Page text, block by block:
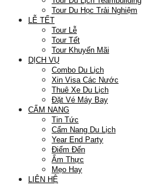
Tour Du Học Trải Nghiệm
LỄ TẾT
Tour Lễ
Tour Tết
Tour Khuyến Mãi
DỊCH VỤ
Combo Du Lịch
Xin Visa Các Nước
Thuê Xe Du Lịch
Đặt Vé Máy Bay
CẨM NANG
Tin Tức
Cẩm Nang Du Lịch
Year End Party
Điểm Đến
Ẩm Thực
Mẹo Hay
LIÊN HỆ